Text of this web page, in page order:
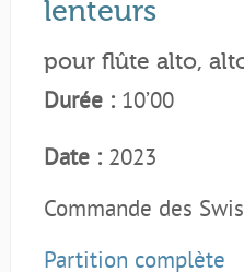
lenteurs
pour flûte alto,
Durée : 10’00
Date : 2023
Commande des
Partition complète